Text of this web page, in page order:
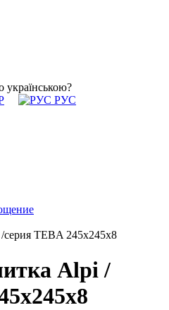
українською?
РУС
TEBA 245х245х8
Alpi /